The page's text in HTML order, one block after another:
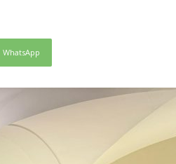
WhatsApp